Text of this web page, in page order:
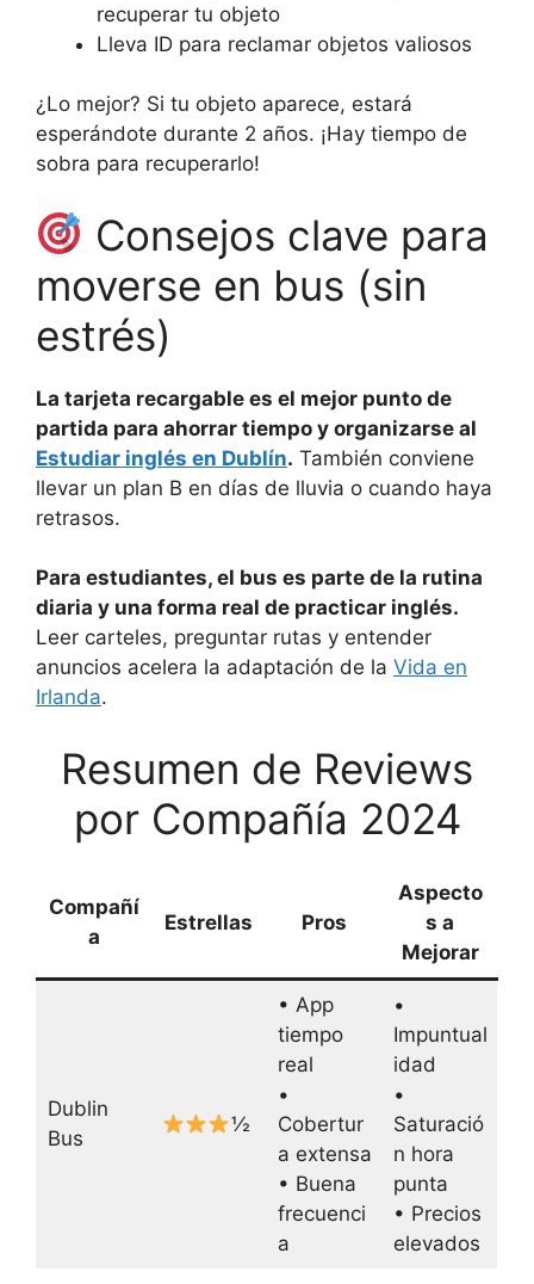
recuperar tu objeto
Lleva ID para reclamar objetos valiosos
¿Lo mejor? Si tu objeto aparece, estará
esperándote durante 2 años. ¡Hay tiempo de
sobra para recuperarlo!
Consejos clave para
moverse en bus (sin
estrés)
La tarjeta recargable es el mejor punto de
partida para ahorrar tiempo y organizarse al
Estudiar inglés en Dublín. También conviene
llevar un plan B en días de lluvia o cuando haya
retrasos.
Para estudiantes, el bus es parte de la rutina
diaria y una forma real de practicar inglés.
Leer carteles, preguntar rutas y entender
anuncios acelera la adaptación de la Vida en
Irlanda.
Resumen de Reviews
por Compañía 2024
Compañí
a
Estrellas Pros
Aspecto
s a
Mejorar
Dublin
Bus
½
• App
tiempo
real
•
Cobertur
a extensa
• Buena
frecuenci
a
•
Impuntual
idad
•
Saturació
n hora
punta
• Precios
elevados